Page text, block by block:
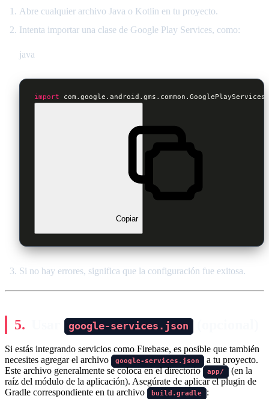
Abre cualquier archivo Java o Kotlin en tu proyecto.
Intenta importar una clase de Google Play Services, como:
java
import
Copiar
Si no hay errores, significa que la configuración fue exitosa.
google-services.json (opcional)
Si estás integrando servicios como Firebase, es posible que también
necesites agregar el archivo
google-services.json
a tu proyecto.
Este archivo generalmente se coloca en el directorio app/
(en la
raíz del módulo de la aplicación). Asegúrate de aplicar el plugin de
Gradle correspondiente en tu archivo
build.gradle :